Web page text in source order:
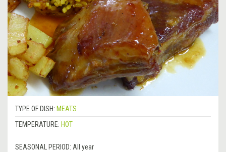
TYPE OF DISH: MEATS
TEMPERATURE: HOT
SEASONAL PERIOD: All year